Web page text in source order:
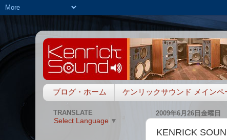
ブログ・ホーム ケンリックサウンド メインペ
2009年6月26日金曜日
KENRICK
TRANSLATE
Select Language ▼